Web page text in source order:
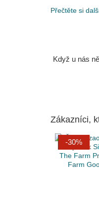
Přečtěte si
Když u nás
Zákazníci,
-30%